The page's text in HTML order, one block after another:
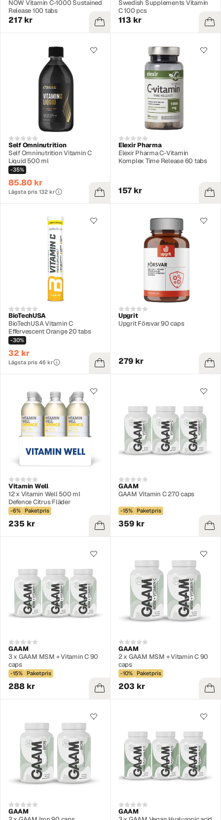
NOW Vitamin C-1000 Sustained
Release 100 tabs
217 kr
Swedish Supplements Vitamin
C 100 pcs
113 kr
Self Omninutrition
Self Omninutrition Vitamin C
Liquid 500 ml
-35%
85.80 kr
Lägsta pris 132 kr
Elexir Pharma
Elexir Pharma C-Vitamin
Komplex Time Release 60 tabs
157 kr
BioTechUSA
BioTechUSA Vitamin C
Effervescent Orange 20 tabs
-30%
32 kr
Lägsta pris 46 kr
Upgrit
Upgrit Försvar 90 caps
279 kr
Vitamin Well
12 x Vitamin Well 500 ml
Defence Citrus Fläder
-6% Paketpris
235 kr
GAAM
GAAM Vitamin C 270 caps
-15% Paketpris
359 kr
GAAM
3 x GAAM MSM + Vitamin C 90
caps
-15% Paketpris
288 kr
GAAM
2 x GAAM MSM + Vitamin C 90
caps
-10% Paketpris
203 kr
GAAM
GAAM